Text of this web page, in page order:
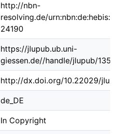
http://nbn-
resolving.de/
24190
https://jlupub.ub.uni-
giessen.de//handle/jlupub/
http://dx.doi.org/10.22029/
de_DE
In Copyright